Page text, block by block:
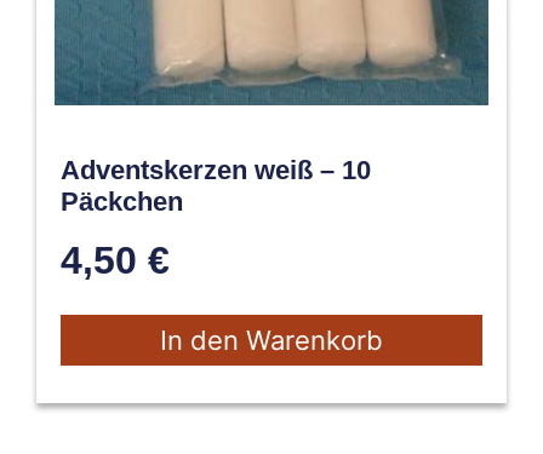
Adventskerzen weiß – 10
Päckchen
4,50 €
In den Warenkorb